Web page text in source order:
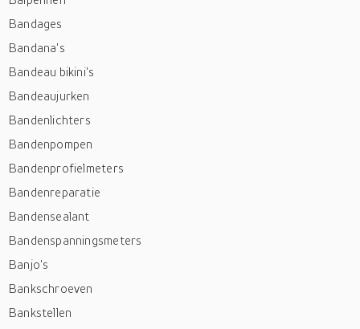
Bandages
Bandana's
Bandeau bikini's
Bandeaujurken
Bandenlichters
Bandenpompen
Bandenprofielmeters
Bandenreparatie
Bandensealant
Bandenspanningsmeters
Banjo's
Bankschroeven
Bankstellen